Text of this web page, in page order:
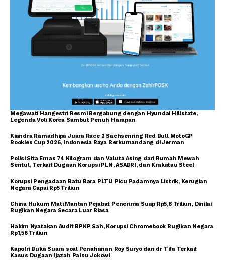
Megawati Hangestri Resmi Bergabung dengan Hyundai Hillstate,
Legenda Voli Korea Sambut Penuh Harapan
Kiandra Ramadhipa Juara Race 2 Sachsenring Red Bull MotoGP
Rookies Cup 2026, Indonesia Raya Berkumandang di Jerman
Polisi Sita Emas 74 Kilogram dan Valuta Asing dari Rumah Mewah
Sentul, Terkait Dugaan Korupsi PLN, ASABRI, dan Krakatau Steel
Korupsi Pengadaan Batu Bara PLTU Picu Padamnya Listrik, Kerugian
Negara Capai Rp5 Triliun
China Hukum Mati Mantan Pejabat Penerima Suap Rp5,8 Triliun, Dinilai
Rugikan Negara Secara Luar Biasa
Hakim Nyatakan Audit BPKP Sah, Korupsi Chromebook Rugikan Negara
Rp1,56 Triliun
Kapolri Buka Suara soal Penahanan Roy Suryo dan dr Tifa Terkait
Kasus Dugaan Ijazah Palsu Jokowi